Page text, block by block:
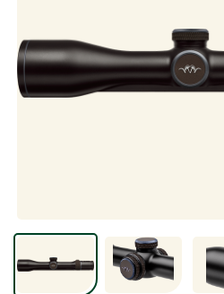
Jaktkläder & skor
Optik